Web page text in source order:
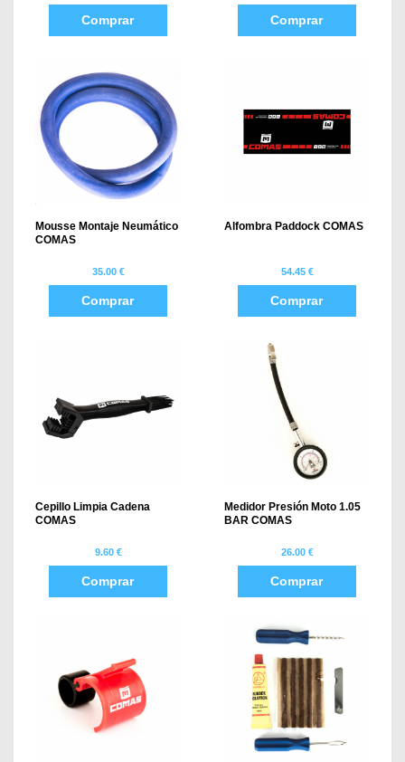
Comprar Comprar
Mousse Montaje Neumático
COMAS
35.00 €
Comprar
Alfombra Paddock COMAS
54.45 €
Comprar
Cepillo Limpia Cadena
COMAS
9.60 €
Comprar
Medidor Presión Moto 1.05
BAR COMAS
26.00 €
Comprar